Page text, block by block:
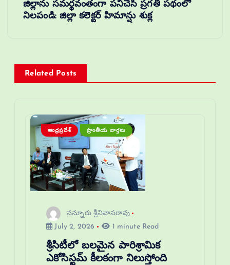
జిల్లాను సమర్థవంతంగా పనిచేసి ప్రగతి పథంలో
నిలపండి: జిల్లా కలెక్టర్ హిమాన్షు శుక్ల
Related Posts
ఆంధ్రప్రదేశ్ ప్రాంతీయ వార్తలు
నన్నూరు శ్రీనివాసరావు
July 2, 2026
1 minute Read
శ్రీసిటీలో బలమైన పారిశ్రామిక
ఎకోసిస్టమ్ కీలకంగా నిలుస్తోంది